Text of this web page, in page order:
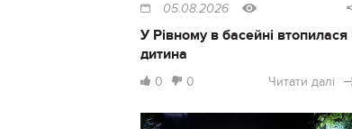
05.08.2026
У Рівному в басейні втопилася
дитина
0 0 Читати далі